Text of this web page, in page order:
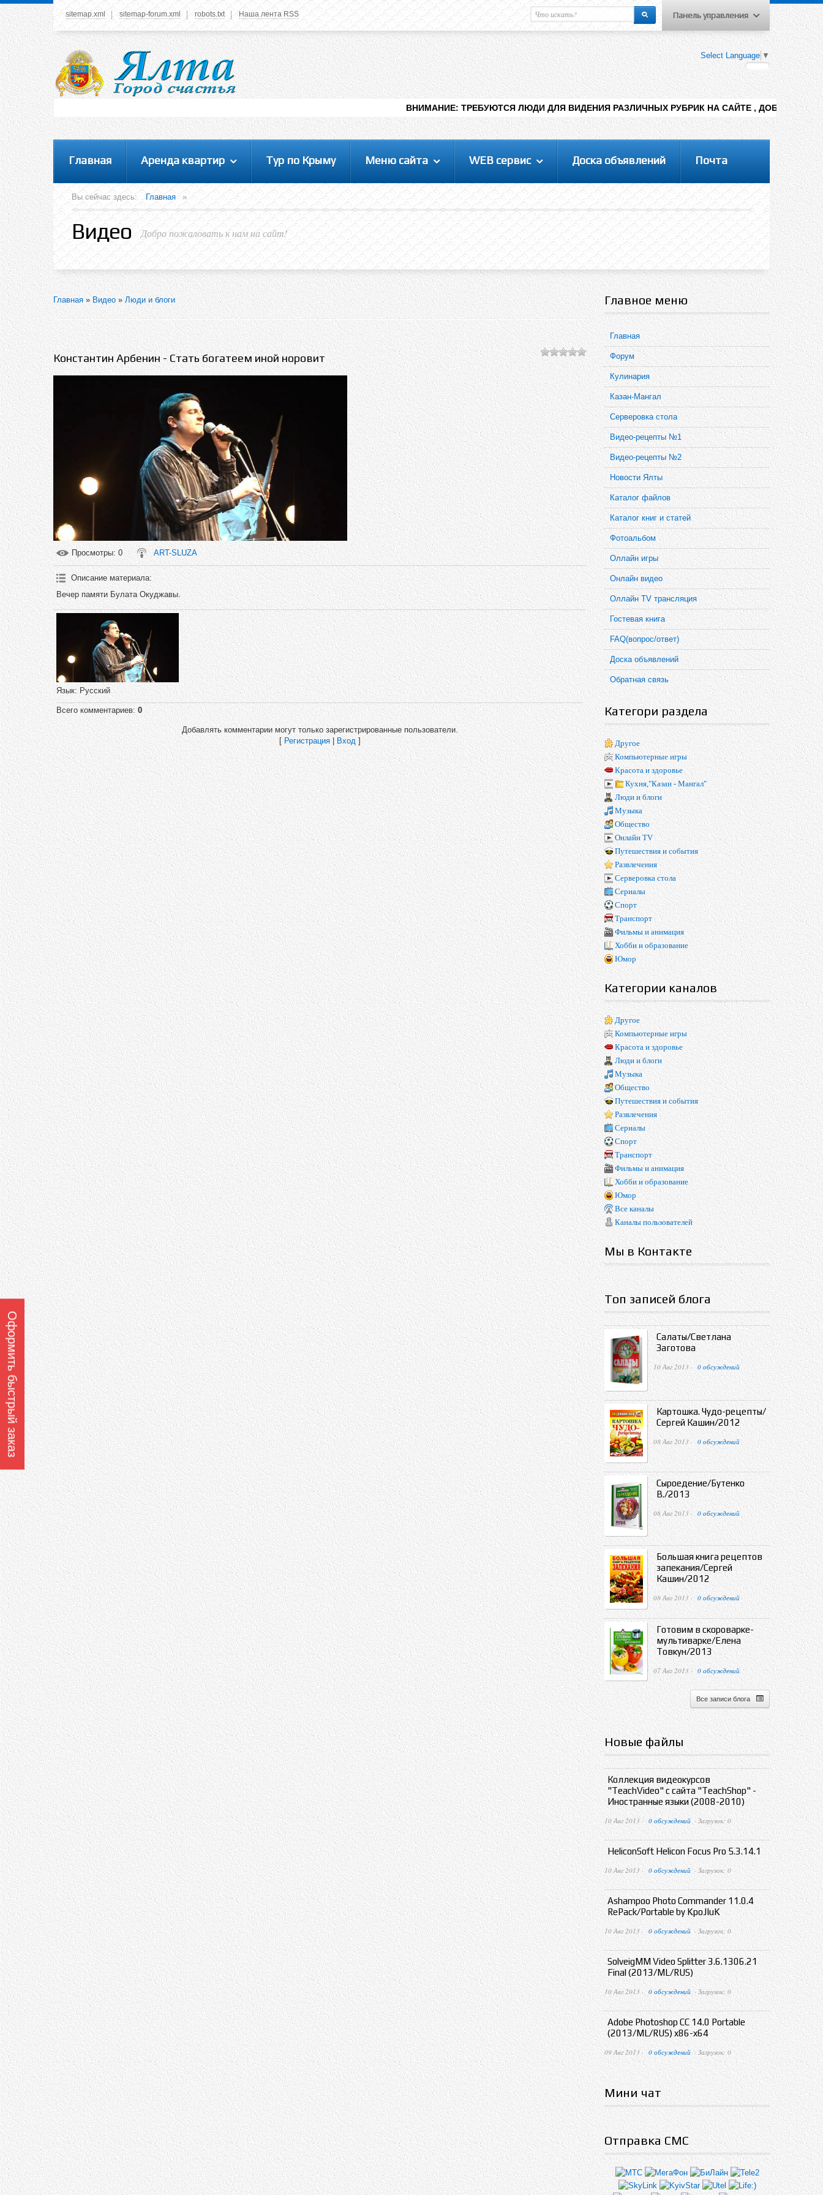
У вас нет прав просматривать данное меню,
пожалуйста, войдите на сайт под своим
логином или зарегестрируйтесь! Это позволит
вам пользоваться всеми функциями нашего
Здравствуйте уважаемыйГость. Чтобы
пользоваться данной панелью
управления, вам необходимо
авторизоваться на сайте под своим
логином, либо пройти регистрацию.
Меню пользователя
Вход на сайт
Регистрация
Панель управления
sitemap.xml sitemap-forum.xml robots.txt Наша лента RSS
Select Language ▼
ВНИМАНИЕ: ТРЕБУЮТСЯ ЛЮДИ ДЛЯ ВИДЕНИЯ РАЗЛИЧНЫХ РУБРИК НА САЙТЕ , ДОБАВЛЕНИЯ
Главная Аренда квартир Тур по Крыму Меню сайта WEB сервис Доска объявлений Почта
Вы сейчас здесь: Главная »
Видео Добро пожаловать к нам на сайт!
Главная»Видео»Люди и блоги
Константин Арбенин - Стать богатеем иной норовит
Просмотры: 0 ART-SLUZA
Описание материала:
Вечер памяти Булата Окуджавы.
Язык: Русский
Всего комментариев:0
Добавлять комментарии могут только зарегистрированные пользователи.
[Регистрация|Вход]
Главное меню
Главная
Форум
Кулинария
Казан-Мангал
Серверовка стола
Видео-рецепты №1
Видео-рецепты №2
Новости Ялты
Каталог файлов
Каталог книг и статей
Фотоальбом
Оллайн игры
Онлайн видео
Оллайн TV трансляция
Гостевая книга
FAQ(вопрос/ответ)
Доска объявлений
Обратная связь
Категори раздела
Другое
Компьютерные игры
Красота и здоровье
Кухня,"Казан - Мангал"
Люди и блоги
Музыка
Общество
Онлайн TV
Путешествия и события
Развлечения
Серверовка стола
Сериалы
Спорт
Транспорт
Фильмы и анимация
Хобби и образование
Юмор
Категории каналов
Другое
Компьютерные игры
Красота и здоровье
Люди и блоги
Музыка
Общество
Путешествия и события
Развлечения
Сериалы
Спорт
Транспорт
Фильмы и анимация
Хобби и образование
Юмор
Все каналы
Каналы пользователей
Мы в Контакте
Топ записей блога
Салаты/Светлана
Заготова
10 Авг 2013 · 0 обсуждений
Картошка. Чудо-рецепты/
Сергей Кашин/2012
08 Авг 2013 · 0 обсуждений
Сыроедение/Бутенко
В./2013
08 Авг 2013 · 0 обсуждений
Большая книга рецептов
запекания/Сергей
Кашин/2012
08 Авг 2013 · 0 обсуждений
Готовим в скороварке-
мультиварке/Елена
Товкун/2013
07 Авг 2013 · 0 обсуждений
Все записи блога
Новые файлы
Коллекция видеокурсов
"TeachVideo" с сайта "TeachShop" -
Иностранные языки (2008-2010)
10 Авг 2013 · 0 обсуждений · Загрузок: 0
HeliconSoft Helicon Focus Pro 5.3.14.1
10 Авг 2013 · 0 обсуждений · Загрузок: 0
Ashampoo Photo Commander 11.0.4
RePack/Portable by KpoJIuK
10 Авг 2013 · 0 обсуждений · Загрузок: 0
SolveigMM Video Splitter 3.6.1306.21
Final (2013/ML/RUS)
10 Авг 2013 · 0 обсуждений · Загрузок: 0
Adobe Photoshop CC 14.0 Portable
(2013/ML/RUS) x86-x64
09 Авг 2013 · 0 обсуждений · Загрузок: 0
Мини чат
Отправка СМС
Оформить быстрый заказ